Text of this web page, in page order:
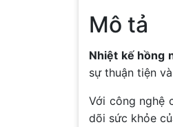
Mô tả
Nhiệt kế hồng
sự thuận tiện
Với công nghệ
dõi sức khỏe